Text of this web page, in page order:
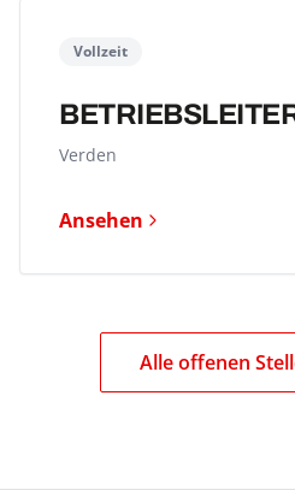
Vollzeit
Verden
Ansehen
Alle offenen